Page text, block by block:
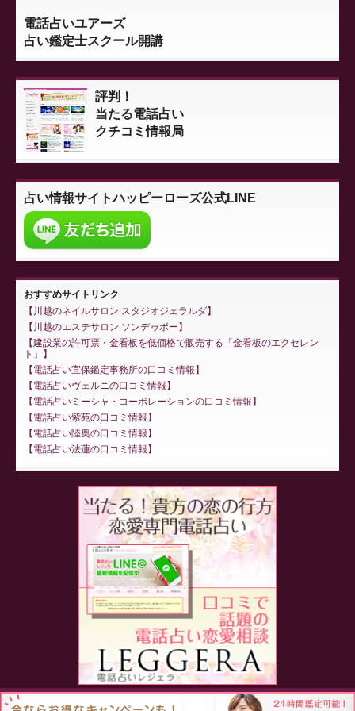
電話占いユアーズ
占い鑑定士スクール開講
評判！
当たる電話占い
クチコミ情報局
占い情報サイトハッピーローズ公式LINE
おすすめサイトリンク
川越のネイルサロン スタジオジェラルダ
川越のエステサロン ソンデゥボー
建設業の許可票・金看板を低価格で販売する「金看板のエクセレン
ト」
電話占い宜保鑑定事務所の口コミ情報
電話占いヴェルニの口コミ情報
電話占いミーシャ・コーポレーションの口コミ情報
電話占い紫苑の口コミ情報
電話占い陸奥の口コミ情報
電話占い法蓮の口コミ情報